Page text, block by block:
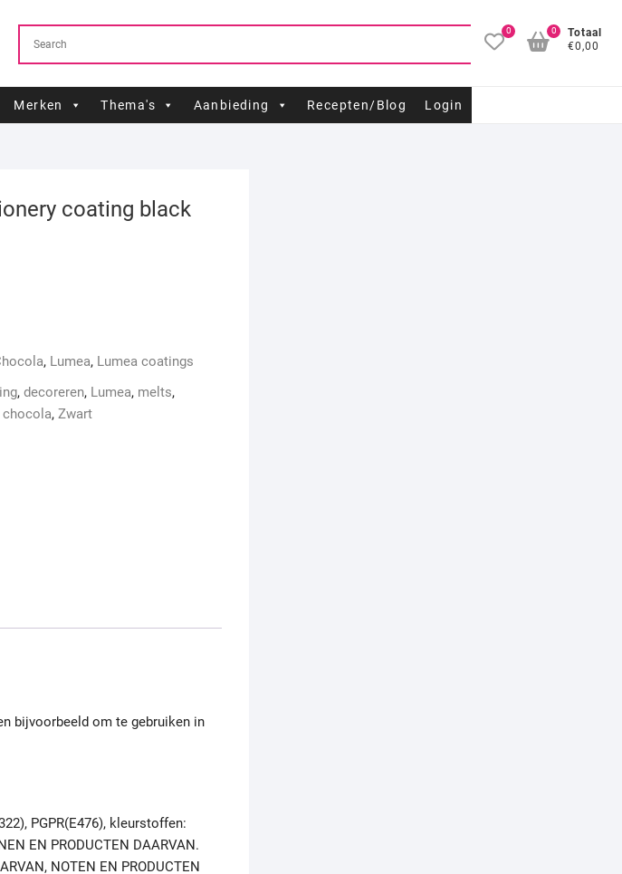
0
Totaal
€0,00
0
Merken Thema's Aanbieding Recepten/Blog Login
coating black
, Lumea, Lumea coatings
, decoreren, Lumea, melts,
, Zwart
bijvoorbeeld om te gebruiken in
PGPR(E476), kleurstoffen:
EN PRODUCTEN DAARVAN.
NOTEN EN PRODUCTEN